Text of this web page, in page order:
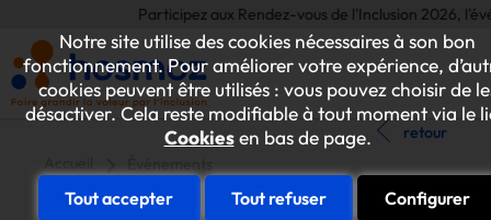
Notre site utilise des cookies nécessaires à son bon
fonctionnement. Pour améliorer votre expérience,
cookies peuvent être utilisés : vous pouvez choisir de
désactiver. Cela reste modifiable à tout moment via le
Cookiesen bas de page.
Tout accepter Tout refuser Configurer
Participez aux Rendez-vous de l'Inclusion 2026,
retour